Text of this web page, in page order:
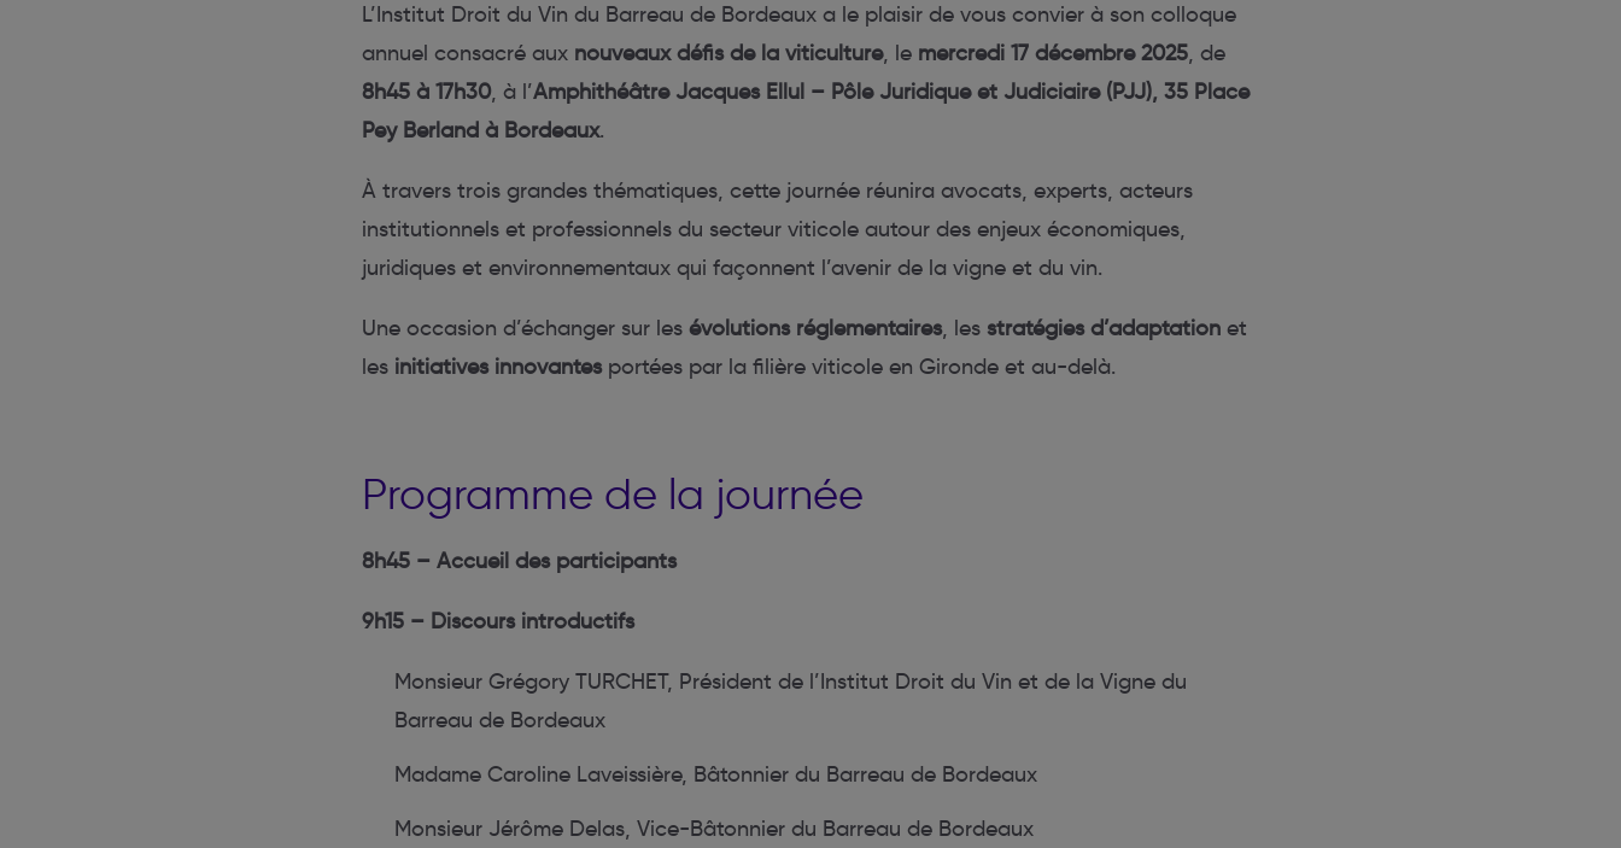
L’Institut Droit du Vin du Barreau de Bordeaux a le plaisir de vous convier à son colloque
annuel consacré aux nouveaux défis de la viticulture, le mercredi 17 décembre 2025, de
8h45 à 17h30, à l’Amphithéâtre Jacques Ellul – Pôle Juridique et Judiciaire (PJJ), 35 Place
Pey Berland à Bordeaux.
À travers trois grandes thématiques, cette journée réunira avocats, experts, acteurs
institutionnels et professionnels du secteur viticole autour des enjeux économiques,
juridiques et environnementaux qui façonnent l’avenir de la vigne et du vin.
Une occasion d’échanger sur les évolutions réglementaires, les stratégies d’adaptationet
les initiatives innovantesportées par la filière viticole en Gironde et au-delà.
Programme de la journée
8h45 – Accueil des participants
9h15 – Discours introductifs
Monsieur Grégory TURCHET, Président de l’Institut Droit du Vin et de la Vigne du
Barreau de Bordeaux
Madame Caroline Laveissière, Bâtonnier du Barreau de Bordeaux
Monsieur Jérôme Delas, Vice-Bâtonnier du Barreau de Bordeaux